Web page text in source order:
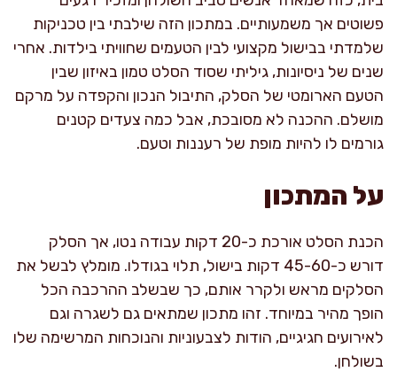
פשוטים אך משמעותיים. במתכון הזה שילבתי בין טכניקות
שלמדתי בבישול מקצועי לבין הטעמים שחוויתי בילדות. אחרי
שנים של ניסיונות, גיליתי שסוד הסלט טמון באיזון שבין
הטעם הארומטי של הסלק, התיבול הנכון והקפדה על מרקם
מושלם. ההכנה לא מסובכת, אבל כמה צעדים קטנים
גורמים לו להיות מופת של רעננות וטעם.
על המתכון
הכנת הסלט אורכת כ-20 דקות עבודה נטו, אך הסלק
דורש כ-45-60 דקות בישול, תלוי בגודלו. מומלץ לבשל את
הסלקים מראש ולקרר אותם, כך שבשלב ההרכבה הכל
הופך מהיר במיוחד. זהו מתכון שמתאים גם לשגרה וגם
לאירועים חגיגיים, הודות לצבעוניות והנוכחות המרשימה שלו
בשולחן.